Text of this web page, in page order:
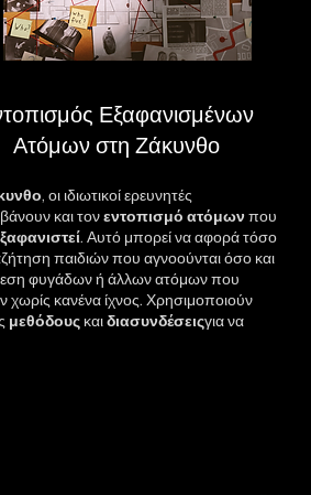
Εξαφανισμένων
Ατόμων στη Ζάκυνθο
, οι ιδιωτικοί ερευνητές
και τονεντοπισμό ατόμωνπου
. Αυτό μπορεί να αφορά τόσο
παιδιών που αγνοούνται όσο και
φυγάδων ή άλλων ατόμων που
χωρίς κανένα ίχνος. Χρησιμοποιούν
μεθόδους καιδιασυνδέσειςγια να